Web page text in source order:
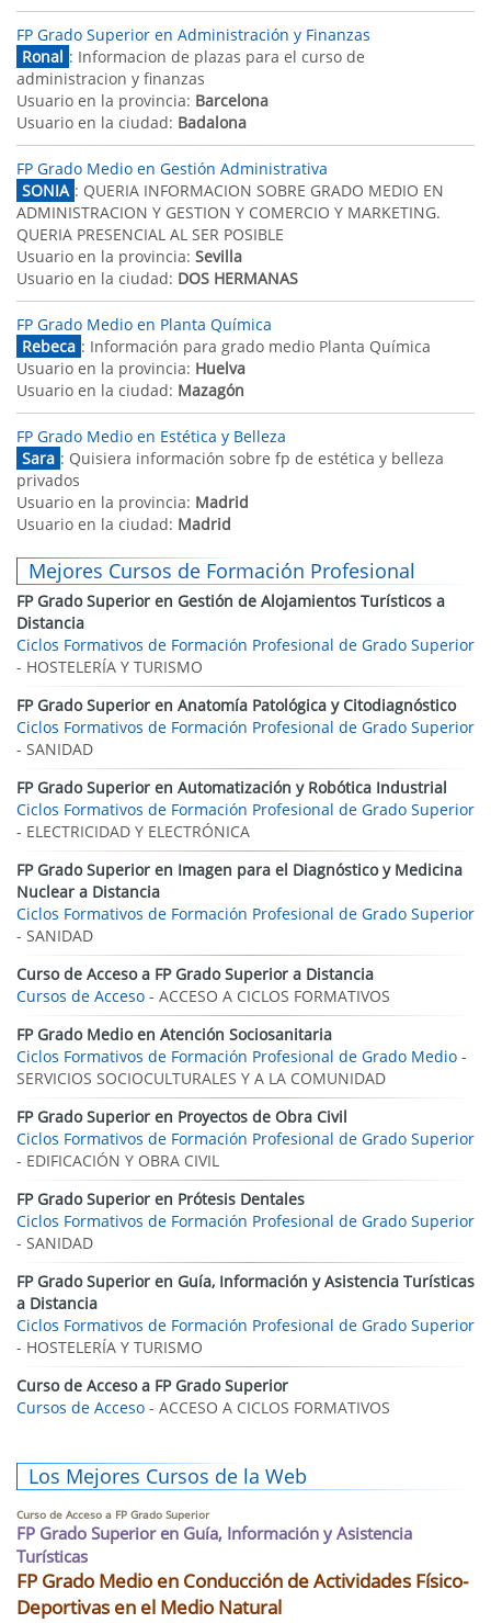
FP Grado Superior en Administración y Finanzas
Ronal : Informacion de plazas para el curso de
administracion y finanzas
Usuario en la provincia: Barcelona
Usuario en la ciudad: Badalona
FP Grado Medio en Gestión Administrativa
SONIA : QUERIA INFORMACION SOBRE GRADO MEDIO EN
ADMINISTRACION Y GESTION Y COMERCIO Y MARKETING.
QUERIA PRESENCIAL AL SER POSIBLE
Usuario en la provincia: Sevilla
Usuario en la ciudad: DOS HERMANAS
FP Grado Medio en Planta Química
Rebeca : Información para grado medio Planta Química
Usuario en la provincia: Huelva
Usuario en la ciudad: Mazagón
FP Grado Medio en Estética y Belleza
Sara : Quisiera información sobre fp de estética y belleza
privados
Usuario en la provincia: Madrid
Usuario en la ciudad: Madrid
Mejores Cursos de Formación Profesional
FP Grado Superior en Gestión de Alojamientos Turísticos a
Distancia
Ciclos Formativos de Formación Profesional de Grado Superior
- HOSTELERÍA Y TURISMO
FP Grado Superior en Anatomía Patológica y Citodiagnóstico
Ciclos Formativos de Formación Profesional de Grado Superior
- SANIDAD
FP Grado Superior en Automatización y Robótica Industrial
Ciclos Formativos de Formación Profesional de Grado Superior
- ELECTRICIDAD Y ELECTRÓNICA
FP Grado Superior en Imagen para el Diagnóstico y Medicina
Nuclear a Distancia
Ciclos Formativos de Formación Profesional de Grado Superior
- SANIDAD
Curso de Acceso a FP Grado Superior a Distancia
Cursos de Acceso - ACCESO A CICLOS FORMATIVOS
FP Grado Medio en Atención Sociosanitaria
Ciclos Formativos de Formación Profesional de Grado Medio -
SERVICIOS SOCIOCULTURALES Y A LA COMUNIDAD
FP Grado Superior en Proyectos de Obra Civil
Ciclos Formativos de Formación Profesional de Grado Superior
- EDIFICACIÓN Y OBRA CIVIL
FP Grado Superior en Prótesis Dentales
Ciclos Formativos de Formación Profesional de Grado Superior
- SANIDAD
FP Grado Superior en Guía, Información y Asistencia Turísticas
a Distancia
Ciclos Formativos de Formación Profesional de Grado Superior
- HOSTELERÍA Y TURISMO
Curso de Acceso a FP Grado Superior
Cursos de Acceso - ACCESO A CICLOS FORMATIVOS
Los Mejores Cursos de la Web
Curso de Acceso a FP Grado Superior
FP Grado Superior en Guía, Información y Asistencia
Turísticas
FP Grado Medio en Conducción de Actividades Físico-
Deportivas en el Medio Natural